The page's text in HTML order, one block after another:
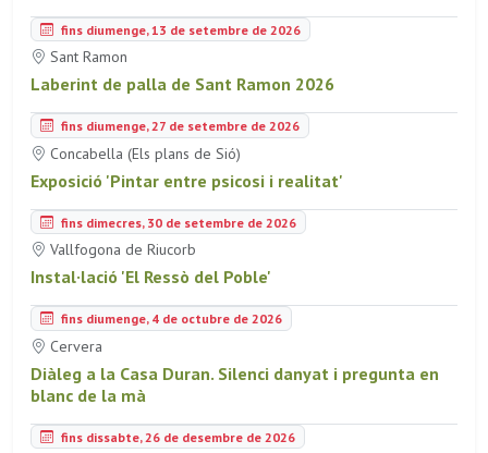
fins diumenge, 13 de setembre de 2026
Sant Ramon
Laberint de palla de Sant Ramon 2026
fins diumenge, 27 de setembre de 2026
Concabella (Els plans de Sió)
Exposició 'Pintar entre psicosi i realitat'
fins dimecres, 30 de setembre de 2026
Vallfogona de Riucorb
Instal·lació 'El Ressò del Poble'
fins diumenge, 4 de octubre de 2026
Cervera
Diàleg a la Casa Duran. Silenci danyat i pregunta en
blanc de la mà
fins dissabte, 26 de desembre de 2026